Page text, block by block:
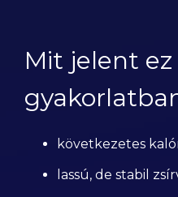
Mit jelent ez
következetes
lassú, de stabil